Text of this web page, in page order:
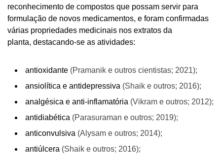
reconhecimento de compostos que possam servir para
formulação de novos medicamentos, e foram confirmadas
várias propriedades medicinais nos extratos da
planta, destacando-se as atividades:
antioxidante (Pramanik e outros cientistas; 2021);
ansiolítica e antidepressiva (Shaik e outros; 2016);
analgésica e anti-inflamatória (Vikram e outros; 2012);
antidiabética (Parasuraman e outros; 2019);
anticonvulsiva (Alysam e outros; 2014);
antiúlcera (Shaik e outros; 2016);